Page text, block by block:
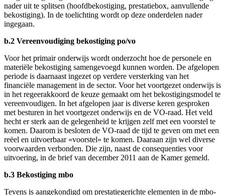
nader uit te splitsen (hoofdbekostiging, prestatiebox, aanvullende
bekostiging). In de toelichting wordt op deze onderdelen nader
ingegaan.
b.2 Vereenvoudiging bekostiging po/vo
Voor het primair onderwijs wordt onderzocht hoe de personele en
materiële bekostiging samengevoegd kunnen worden. De afgelopen
periode is daarnaast ingezet op verdere versterking van het
financiële management in de sector. Voor het voortgezet onderwijs is
in het regeerakkoord de keuze gemaakt om het bekostigingsmodel te
vereenvoudigen. In het afgelopen jaar is diverse keren gesproken
met besturen in het voortgezet onderwijs en de VO-raad. Het veld
hecht er sterk aan de gelegenheid te krijgen zelf met een voorstel te
komen. Daarom is besloten de VO-raad de tijd te geven om met een
reëel en uitvoerbaar «voorstel» te komen. Daaraan zijn wel diverse
voorwaarden verbonden. Die zijn, naast de consequenties voor
uitvoering, in de brief van december 2011 aan de Kamer gemeld.
b.3 Bekostiging mbo
Tevens is aangekondigd om prestatiegerichte elementen in de mbo-